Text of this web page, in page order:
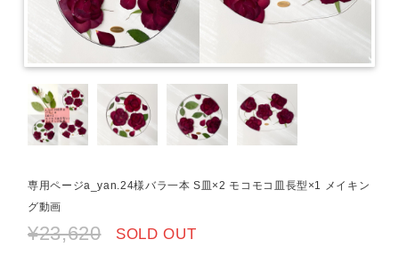
専用ページa_yan.24様バラ一本 S皿×2 モコモコ皿長型×1 メイキン
グ動画
¥23,620 SOLD OUT